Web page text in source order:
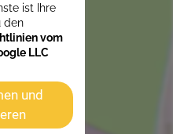
ist Ihre
den
vom
LLC
und